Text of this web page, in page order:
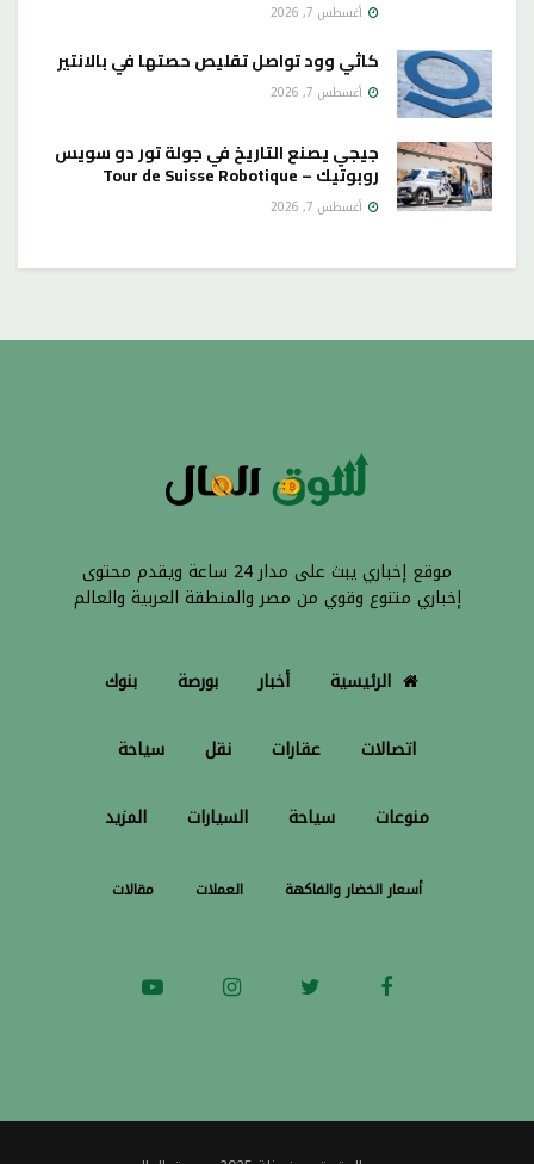
أغسطس 7, 2026
كاثي وود تواصل تقليص حصتها في بالانتير
أغسطس 7, 2026
جيجي يصنع التاريخ في جولة تور دو سويس
روبوتيك – Tour de Suisse Robotique
أغسطس 7, 2026
موقع إخباري يبث على مدار 24 ساعة ويقدم محتوى
إخباري متنوع وقوي من مصر والمنطقة العربية والعالم
الرئيسية أخبار بورصة بنوك
اتصالات عقارات نقل سياحة
منوعات سياحة السيارات المزيد
أسعار الخضار والفاكهة العملات مقالات